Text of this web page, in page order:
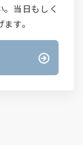
当日もしく
す。